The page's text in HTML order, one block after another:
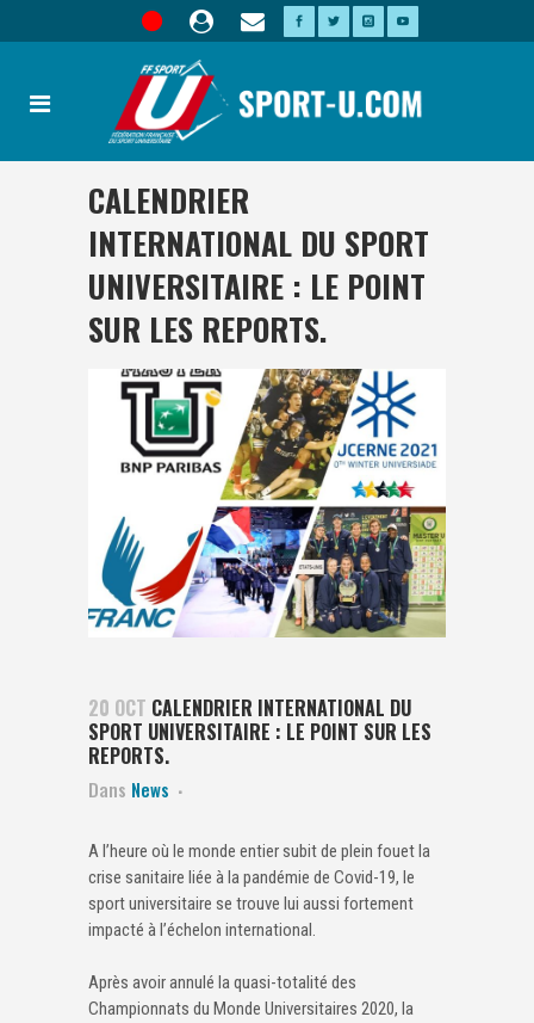
CALENDRIER
INTERNATIONAL DU SPORT
UNIVERSITAIRE : LE POINT
SUR LES REPORTS.
20 OCT CALENDRIER INTERNATIONAL DU
SPORT UNIVERSITAIRE : LE POINT SUR LES
REPORTS.
Dans News
A l’heure où le monde entier subit de plein fouet la
crise sanitaire liée à la pandémie de Covid-19, le
sport universitaire se trouve lui aussi fortement
impacté à l’échelon international.
Après avoir annulé la quasi-totalité des
Championnats du Monde Universitaires 2020, la